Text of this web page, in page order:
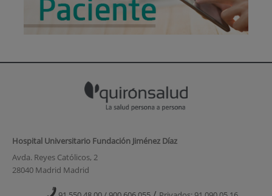
Hospital Universitario Fundación Jiménez Díaz
Avda. Reyes Católicos, 2
28040 Madrid Madrid